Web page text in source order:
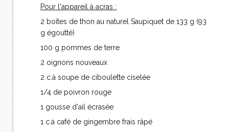
Pour l'appareil à acras :
2 boîtes de thon au naturel Saupiquet de 133 g (93
g égoutté)
100 g pommes de terre
2 oignons nouveaux
2 c.à soupe de ciboulette ciselée
1/4 de poivron rouge
1 gousse d'ail écrasée
1 c.à café de gingembre frais râpé